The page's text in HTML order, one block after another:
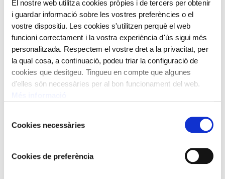
El nostre web utilitza cookies pròpies i de tercers per obtenir
i guardar informació sobre les vostres preferències o el
vostre dispositiu. Les cookies s'utilitzen perquè el web
funcioni correctament i la vostra experiència d'ús sigui més
personalitzada. Respectem el vostre dret a la privacitat, per
la qual cosa, a continuació, podeu triar la configuració de
cookies que desitgeu. Tingueu en compte que algunes
d'elles són necessàries per al bon funcionament del web.
deCookies necessàries
Cookies de preferència